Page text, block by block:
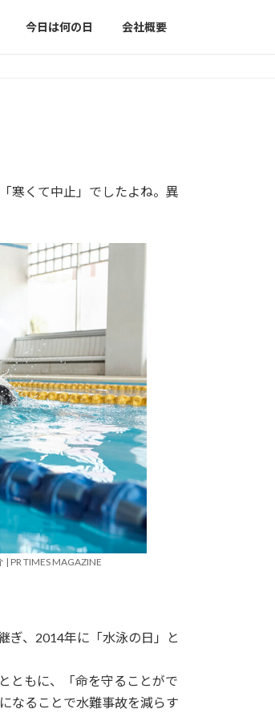
今日は何の日 会社概要
寒くて中止」でしたよね。異
PR TIMES MAGAZINE
ぎ、2014年に「水泳の日」と
ともに、「命を守ることがで
なることで水難事故を減らす